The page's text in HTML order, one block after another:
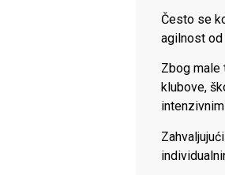
Često se
agilnost od
Zbog male
klubove,